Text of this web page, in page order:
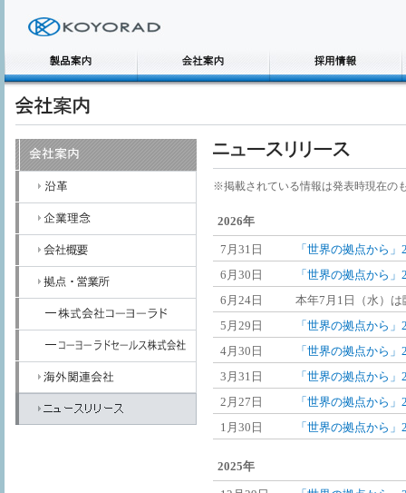
※掲載されている情報は発表時現在の
2026年
7月31日
「世界の拠点から
6月30日
「世界の拠点から
6月24日
本年7月1日（水）
5月29日
「世界の拠点から
4月30日
「世界の拠点から
3月31日
「世界の拠点から
2月27日
「世界の拠点から
1月30日
「世界の拠点から
2025年